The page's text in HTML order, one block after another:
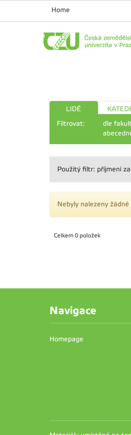
Home
LIDÉ
Filtrovat:
dle
Použitý filtr: příjmení
Nebyly nalezeny
Celkem 0 položek
Navigace
Homepage